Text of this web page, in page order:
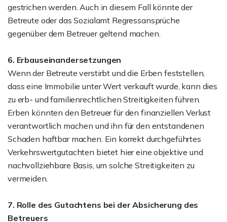
gestrichen werden. Auch in diesem Fall könnte der
Betreute oder das Sozialamt Regressansprüche
gegenüber dem Betreuer geltend machen.
6. Erbauseinandersetzungen
Wenn der Betreute verstirbt und die Erben feststellen,
dass eine Immobilie unter Wert verkauft wurde, kann dies
zu erb- und familienrechtlichen Streitigkeiten führen.
Erben könnten den Betreuer für den finanziellen Verlust
verantwortlich machen und ihn für den entstandenen
Schaden haftbar machen. Ein korrekt durchgeführtes
Verkehrswertgutachten bietet hier eine objektive und
nachvollziehbare Basis, um solche Streitigkeiten zu
vermeiden.
7. Rolle des Gutachtens bei der Absicherung des
Betreuers